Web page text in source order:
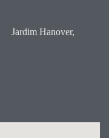
Jardim Hanover,